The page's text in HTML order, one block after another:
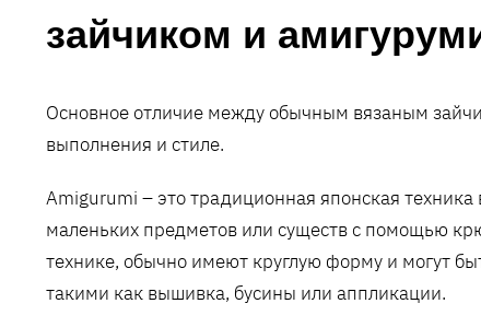
зайчиком и
Основное отличие между обычным вязаным
выполнения и стиле.
Amigurumi – это традиционная японская
маленьких предметов или существ с помощью
технике, обычно имеют круглую форму и могут
такими как вышивка, бусины или аппликации.